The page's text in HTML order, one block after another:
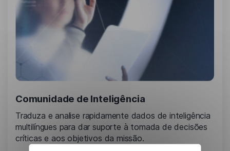
Comunidade de Inteligência
Traduza e analise rapidamente dados de inteligência
multilíngues para dar suporte à tomada de decisões
críticas e aos objetivos da missão.